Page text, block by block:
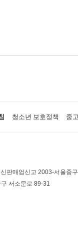
청소년 보호정책 중
판매업신고 2003-서울중
서소문로 89-31